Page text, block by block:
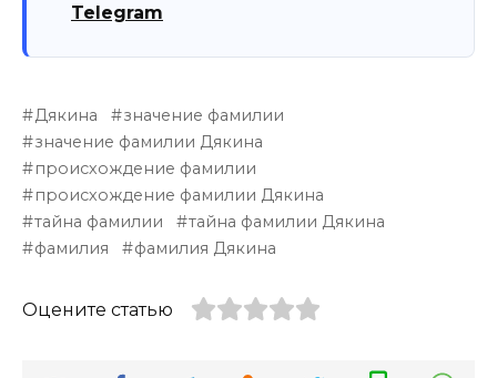
Telegram
Дякина
значение фамилии
значение фамилии Дякина
происхождение фамилии
происхождение фамилии Дякина
тайна фамилии
тайна фамилии Дякина
фамилия
фамилия Дякина
Оцените статью